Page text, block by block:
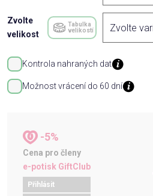
Zvolte
velikost
Tabulka
velikostí
Kontrola nahraných dat
Možnost vrácení do 60 dní
-5%
Cena pro členy
e-potisk GiftClub
Přihlásit